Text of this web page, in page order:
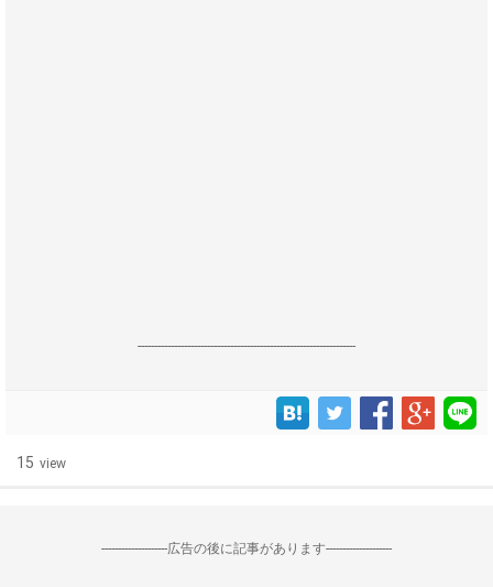
------------------------------------------------------------------
15 view
--------------------広告の後に記事があります--------------------